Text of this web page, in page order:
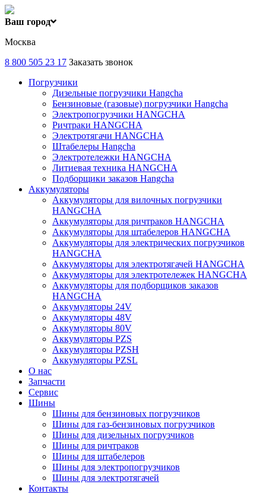
Ваш город
Москва
8 800 505 23 17 Заказать звонок
Погрузчики
Дизельные погрузчики Hangcha
Бензиновые (газовые) погрузчики Hangcha
Электропогрузчики HANGCHA
Ричтраки HANGCHA
Электротягачи HANGCHA
Штабелеры Hangcha
Электротележки HANGCHA
Литиевая техника HANGCHA
Подборщики заказов Hangcha
Аккумуляторы
Аккумуляторы для вилочных погрузчики
HANGCHA
Аккумуляторы для ричтраков HANGCHA
Аккумуляторы для штабелеров HANGCHA
Аккумуляторы для электрических погрузчиков
HANGCHA
Аккумуляторы для электротягачей HANGCHA
Аккумуляторы для электротележек HANGCHA
Аккумуляторы для подборщиков заказов
HANGCHA
Аккумуляторы 24V
Аккумуляторы 48V
Аккумуляторы 80V
Аккумуляторы PZS
Аккумуляторы PZSH
Аккумуляторы PZSL
О нас
Запчасти
Сервис
Шины
Шины для бензиновых погрузчиков
Шины для газ-бензиновых погрузчиков
Шины для дизельных погрузчиков
Шины для ричтраков
Шины для штабелеров
Шины для электропогрузчиков
Шины для электротягачей
Контакты